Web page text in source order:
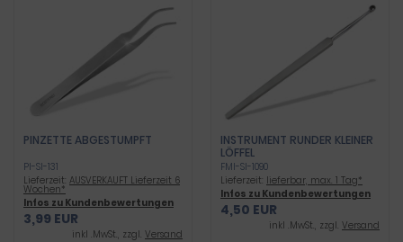
PINZETTE ABGESTUMPFT
PI-SI-131
Lieferzeit: AUSVERKAUFT Lieferzeit 6
Wochen*
Infos zu Kundenbewertungen
3,99 EUR
inkl .MwSt., zzgl. Versand
INSTRUMENT RUNDER KLEINER
LÖFFEL
FMI-SI-1090
Lieferzeit: lieferbar, max. 1 Tag*
Infos zu Kundenbewertungen
4,50 EUR
inkl .MwSt., zzgl. Versand